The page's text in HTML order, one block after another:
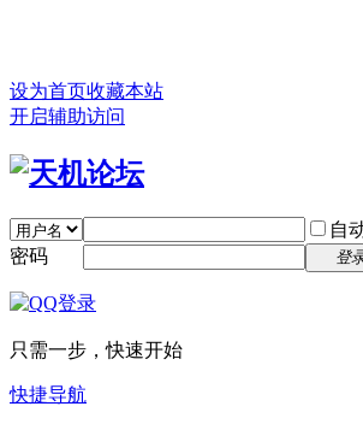
设为首页收藏本站
开启辅助访问
自
密码
登
只需一步，快速开始
快捷导航